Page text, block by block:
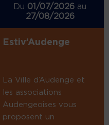
Du 01/07/2026 au
27/08/2026
Estiv’Audenge
La Ville d’Audenge et
les associations
Audengeoises vous
proposent un